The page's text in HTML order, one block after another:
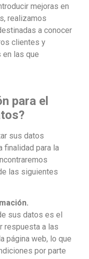
mejoras en
realizamos
a conocer
clientes y
en las que
para el
sus datos
finalidad para la
las siguientes
sus datos es el
respuesta a las
página web, lo que
por parte